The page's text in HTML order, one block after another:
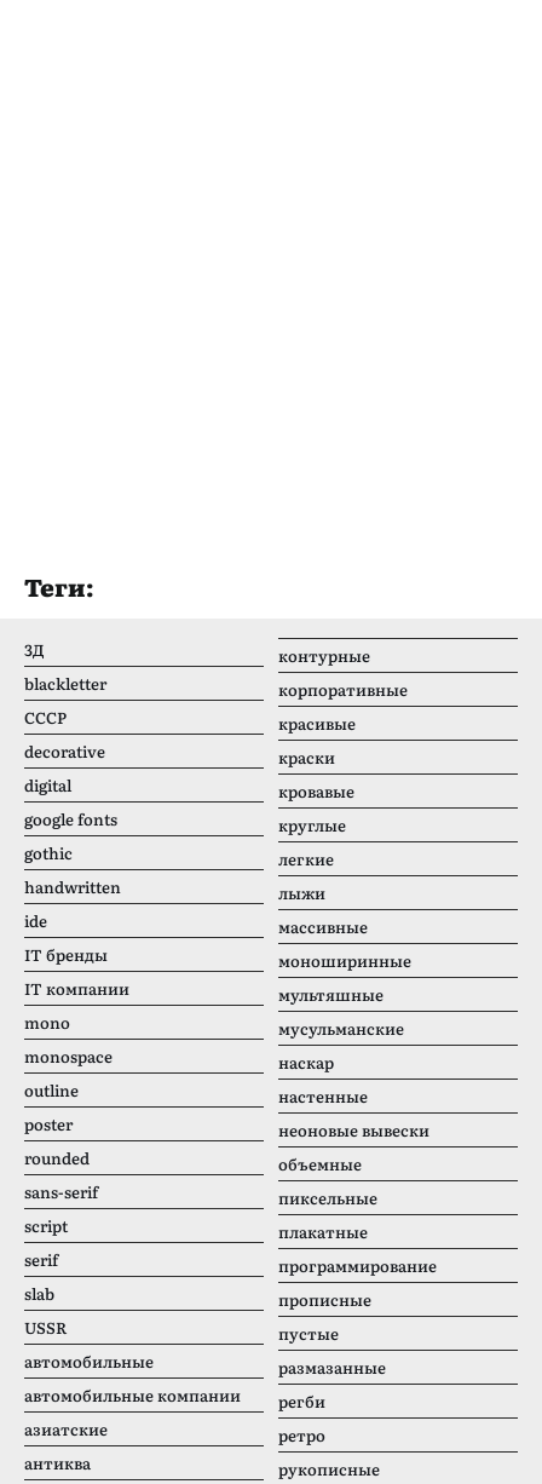
Теги:
3Д
blackletter
CCCР
decorative
digital
google fonts
gothic
handwritten
ide
IT бренды
IT компании
mono
monospace
outline
poster
rounded
sans-serif
script
serif
slab
USSR
автомобильные
автомобильные компании
азиатские
антиква
контурные
корпоративные
красивые
краски
кровавые
круглые
легкие
лыжи
массивные
моноширинные
мультяшные
мусульманские
наскар
настенные
неоновые вывески
объемные
пиксельные
плакатные
программирование
прописные
пустые
размазанные
регби
ретро
рукописные